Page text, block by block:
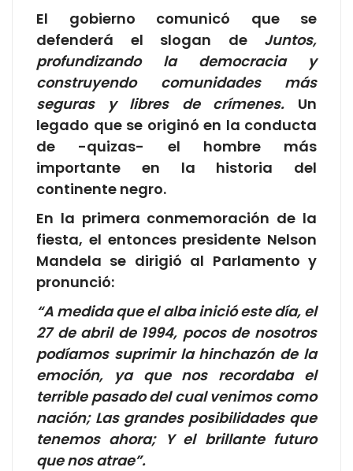
El gobierno comunicó que se
defenderá el slogan de Juntos,
profundizando la democracia y
construyendo comunidades más
seguras y libres de crímenes. Un
legado que se originó en la conducta
de -quizas- el hombre más
importante en la historia del
continente negro.
En la primera conmemoración de la
fiesta, el entonces presidente Nelson
Mandela se dirigió al Parlamento y
pronunció:
“A medida que el alba inició este día, el
27 de abril de 1994, pocos de nosotros
podíamos suprimir la hinchazón de la
emoción, ya que nos recordaba el
terrible pasado del cual venimos como
nación; Las grandes posibilidades que
tenemos ahora; Y el brillante futuro
que nos atrae”.